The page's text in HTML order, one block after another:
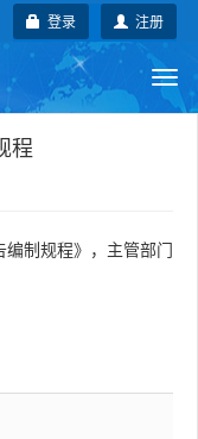
注册
登录
程
制规程》，主管部门